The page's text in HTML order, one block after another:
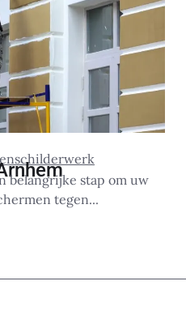
belangrijke stap om uw
tegen...